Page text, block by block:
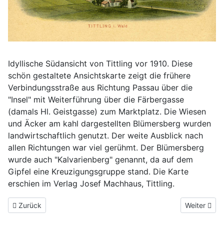
Idyllische Südansicht von Tittling vor 1910. Diese
schön gestaltete Ansichtskarte zeigt die frühere
Verbindungsstraße aus Richtung Passau über die
"Insel" mit Weiterführung über die Färbergasse
(damals Hl. Geistgasse) zum Marktplatz. Die Wiesen
und Äcker am kahl dargestellten Blümersberg wurden
landwirtschaftlich genutzt. Der weite Ausblick nach
allen Richtungen war viel gerühmt. Der Blümersberg
wurde auch "Kalvarienberg" genannt, da auf dem
Gipfel eine Kreuzigungsgruppe stand. Die Karte
erschien im Verlag Josef Machhaus, Tittling.
Vorheriger Beitrag: Innenraum der Pfarrkirche St. Vitus
Zurück Nächster
Weiter